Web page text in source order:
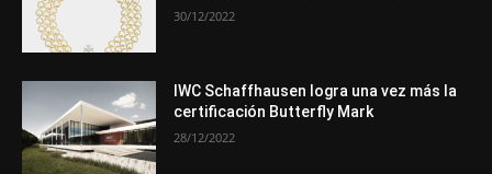
30/12/2022
IWC Schaffhausen logra una vez más la
certificación Butterfly Mark
28/12/2022